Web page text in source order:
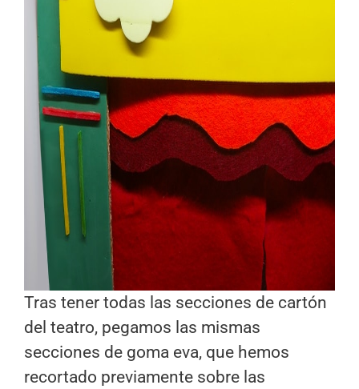
Tras tener todas las secciones de cartón
del teatro, pegamos las mismas
secciones de goma eva, que hemos
recortado previamente sobre las